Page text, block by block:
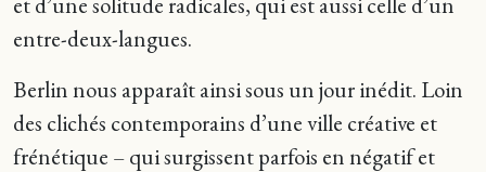
entre-deux-langues.
Berlin nous apparaît ainsi sous un jour inédit. Loin
des clichés contemporains d’une ville créative et
frénétique – qui surgissent parfois en négatif et